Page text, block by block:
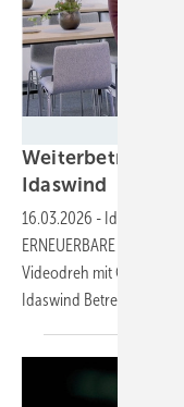
Weiterbetrieb:
Idaswind
16.03.2026 - Idaswind
ERNEUERBARE
Videodreh mit
Idaswind Betreiber